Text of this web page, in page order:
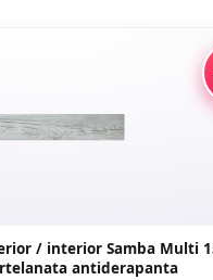
/ interior Samba Multi 15 x 90
cm mata portelanata antiderapanta